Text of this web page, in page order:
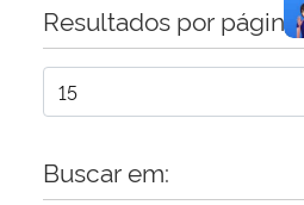
Planalto
Resultados por página:
Buscar em: